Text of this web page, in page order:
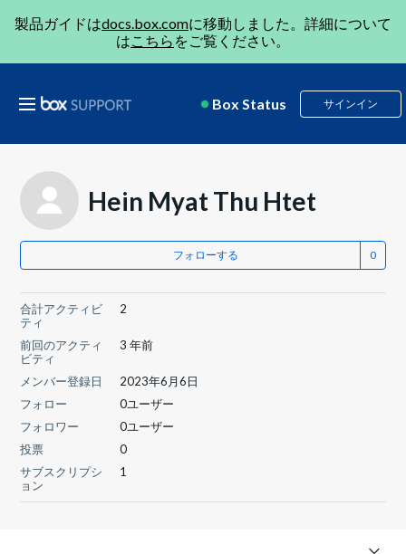
製品ガイドはdocs.box.comに移動しました。詳細について
はこちら をご覧ください。
Box Status サインイン
Hein Myat Thu Htet
フォローする
合計アクティビ
ティ
2
前回のアクティ
ビティ
3 年前
メンバー登録日
2023年6月6日
フォロー
0ユーザー
フォロワー
0ユーザー
投票
0
サブスクリプシ
ョン
1